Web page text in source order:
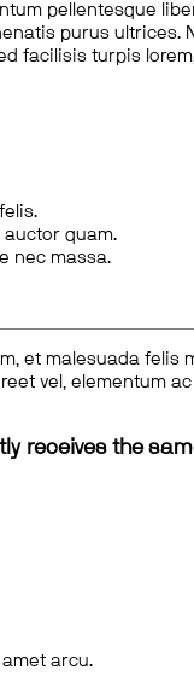
pellentesque
purus ultrices.
facilisis turpis
auctor quam.
nec massa.
et malesuada felis
vel, elementum
receives the
arcu.